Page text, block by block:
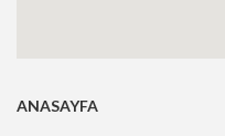
ANASAYFA